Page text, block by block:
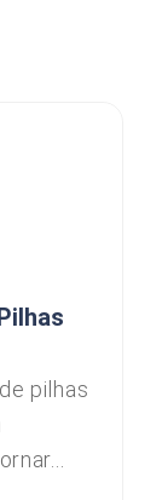
pilhas